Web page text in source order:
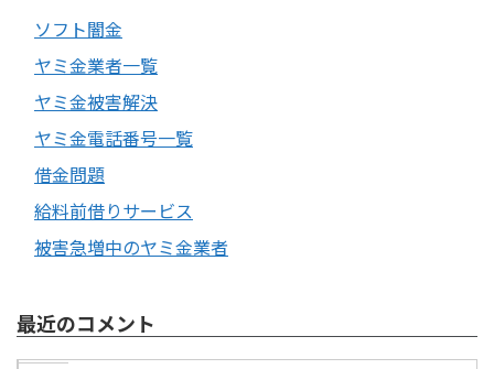
ソフト闇金
ヤミ金業者一覧
ヤミ金被害解決
ヤミ金電話番号一覧
借金問題
給料前借りサービス
被害急増中のヤミ金業者
最近のコメント